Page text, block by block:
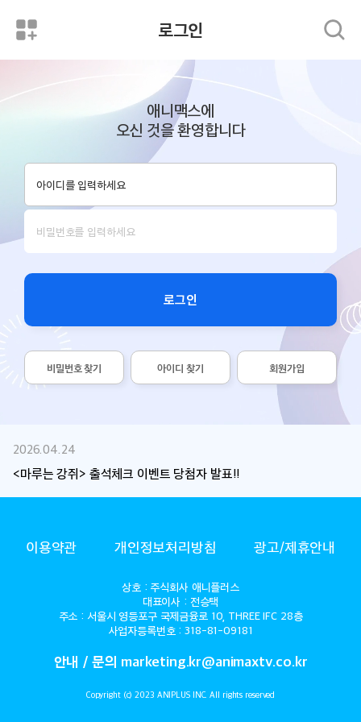
로그인
애니맥스에
오신 것을 환영합니다
로그인
비밀번호 찾기 아이디 찾기 회원가입
2026.04.24
<마루는 강쥐> 출석체크 이벤트 당첨자 발표!!
ANIMAX이용약관 개인정보처리방침 광고/제휴안내
상호 : 주식회사 애니플러스
대표이사 : 전승택
주소 : 서울시 영등포구 국제금융로 10, THREE IFC 28층
사업자등록번호 : 318-81-09181
안내 / 문의 marketing.kr@animaxtv.co.kr
Copyright (c) 2023 ANIPLUS INC. All rights reserved